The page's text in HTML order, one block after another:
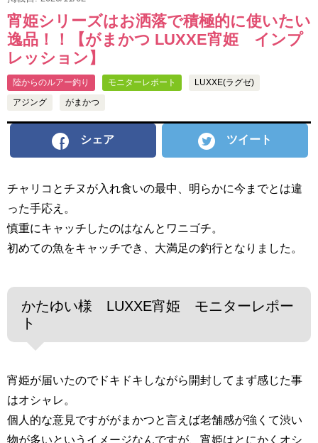
宵姫シリーズはお洒落で積極的に使いたい
逸品！！【がまかつ LUXXE宵姫 インプ
レッション】
陸からのルアー釣り モニターレポート
LUXXE(ラグゼ)
アジング
がまかつ
シェア ツイート
チャリコとチヌが入れ食いの最中、明らかに今までとは違
った手応え。
慎重にキャッチしたのはなんとワニゴチ。
初めての魚をキャッチでき、大満足の釣行となりました。
かたゆい様 LUXXE宵姫 モニターレポー
ト
宵姫が届いたのでドキドキしながら開封してまず感じた事
はオシャレ。
個人的な意見ですががまかつと言えば老舗感が強くて渋い
物が多いというイメージなんですが、宵姫はとにかくオシ